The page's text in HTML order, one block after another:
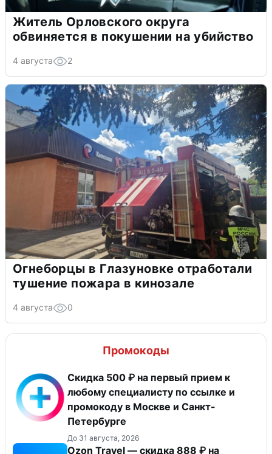
Житель Орловского округа
обвиняется в покушении на убийство
4 августа 2
Огнеборцы в Глазуновке отработали
тушение пожара в кинозале
4 августа 0
Промокоды
Скидка 500 ₽ на первый прием к
любому специалисту по ссылке и
промокоду в Москве и Санкт-
Петербурге
До 31 августа, 2026
Ozon Travel — скидка 888 ₽ на